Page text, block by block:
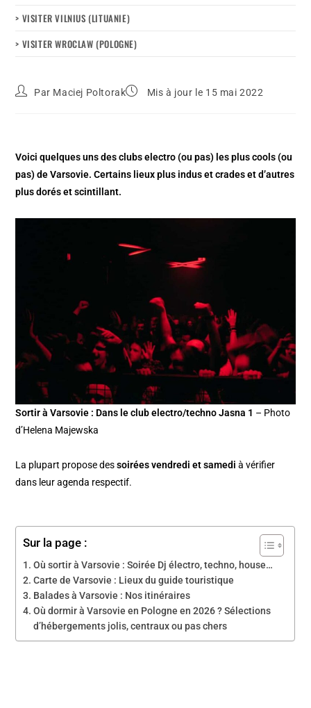
> VISITER VILNIUS (LITUANIE)
> VISITER WROCLAW (POLOGNE)
Par Maciej Poltorak Mis à jour le 15 mai 2022
Voici quelques uns des clubs electro (ou pas) les plus cools (ou
pas) de Varsovie. Certains lieux plus indus et crades et d’autres
plus dorés et scintillant.
Sortir à Varsovie : Dans le club electro/techno Jasna 1 – Photo
d’Helena Majewska
La plupart propose dessoirées vendredi et samedi à vérifier
dans leur agenda respectif.
Sur la page :
Où sortir à Varsovie : Soirée Dj électro, techno, house…
Carte de Varsovie : Lieux du guide touristique
Balades à Varsovie : Nos itinéraires
Où dormir à Varsovie en Pologne en 2026 ? Sélections
d’hébergements jolis, centraux ou pas chers